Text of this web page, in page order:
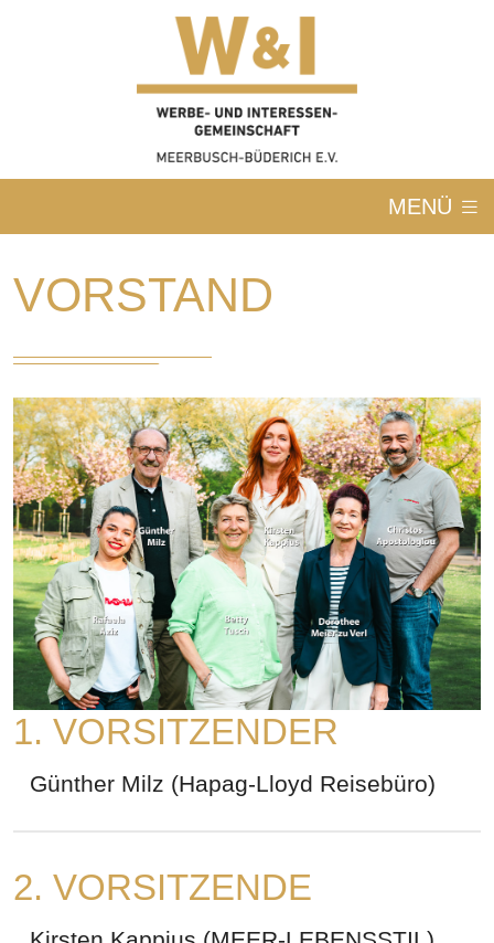
MENÜ
VORSTAND
1. VORSITZENDER
Günther Milz (Hapag-Lloyd Reisebüro)
2. VORSITZENDE